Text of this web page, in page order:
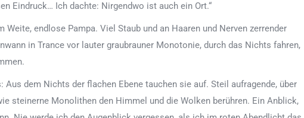
Eindruck… Ich dachte: Nirgendwo ist auch ein Ort.“
Weite, endlose Pampa. Viel Staub und an Haaren und Nerven zerrender
in Trance vor lauter graubrauner Monotonie, durch das Nichts fahren,
Aus dem Nichts der flachen Ebene tauchen sie auf. Steil aufragende, über
steinerne Monolithen den Himmel und die Wolken berühren. Ein Anblick,